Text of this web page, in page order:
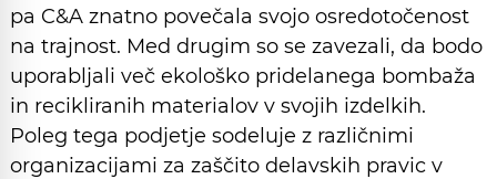
pa C&A znatno povečala svojo osredotočenost
na trajnost. Med drugim so se zavezali, da bodo
uporabljali več ekološko pridelanega bombaža
in recikliranih materialov v svojih izdelkih.
Poleg tega podjetje sodeluje z različnimi
organizacijami za zaščito delavskih pravic v